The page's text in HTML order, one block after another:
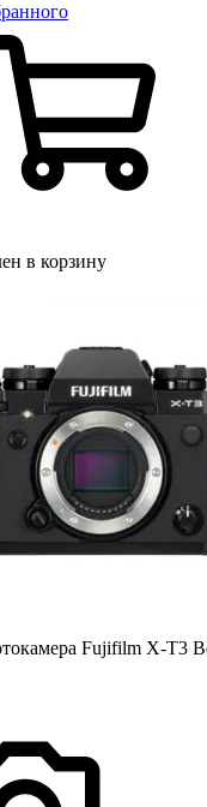
в корзину
Fujifilm X-T3